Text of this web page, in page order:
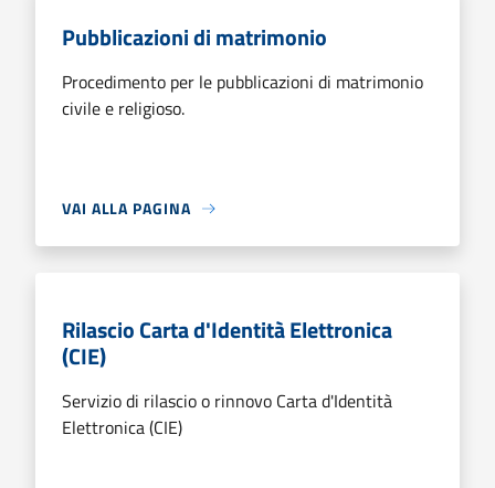
Pubblicazioni di matrimonio
Procedimento per le pubblicazioni di matrimonio
civile e religioso.
VAI ALLA PAGINA
Rilascio Carta d'Identità Elettronica
(CIE)
Servizio di rilascio o rinnovo Carta d'Identità
Elettronica (CIE)